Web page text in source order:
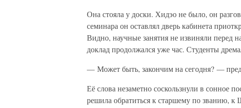
Она стояла у доски. Хидэо не было, он
семинара он оставлял дверь кабинета
Видно, научные занятия не извиняли перед
доклад продолжался уже час. Студенты
— Может быть, закончим на сегодня? —
Её слова незаметно соскользнули в сонное
решила обратиться к старшему по званию, к